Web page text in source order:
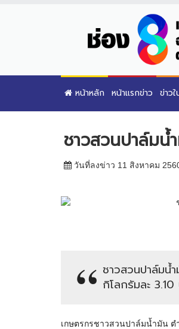
หน้าหลัก หน้าแรกข่าว ข่าว
ชาวสวนปาล์มน้
วันที่ลงข่าว 11 สิงหาคม
ชาวสวนปาล์มน้
กิโลกรัมละ
เกษตรกรชาวสวนปาล์มน้ำมัน ต